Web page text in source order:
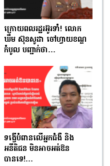
ក្រោយពលរដ្ឋរអ៊ូរទាំ! លោក
ឃឹម ស៊ុនសូដា ចៅហ្វាយខណ្ឌ
កំបូល បញ្ជាក់ថា…
ទង្វើបំពានលើអ្នកជំងឺ និង
អនីតិជន មិនអាចអត់ឱន
បានទេ!…